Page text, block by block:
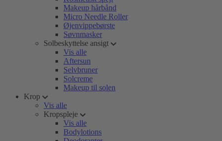
Makeup hårbånd
Micro Needle Roller
Øjenvippebørste
Søvnmasker
Solbeskyttelse ansigt
Vis alle
Aftersun
Selvbruner
Solcreme
Makeup til solen
Krop
Vis alle
Kropspleje
Vis alle
Bodylotions